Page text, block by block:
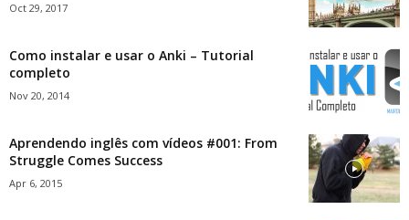
Oct 29, 2017
Como instalar e usar o Anki – Tutorial
completo
Nov 20, 2014
Aprendendo inglês com vídeos #001: From
Struggle Comes Success
Apr 6, 2015